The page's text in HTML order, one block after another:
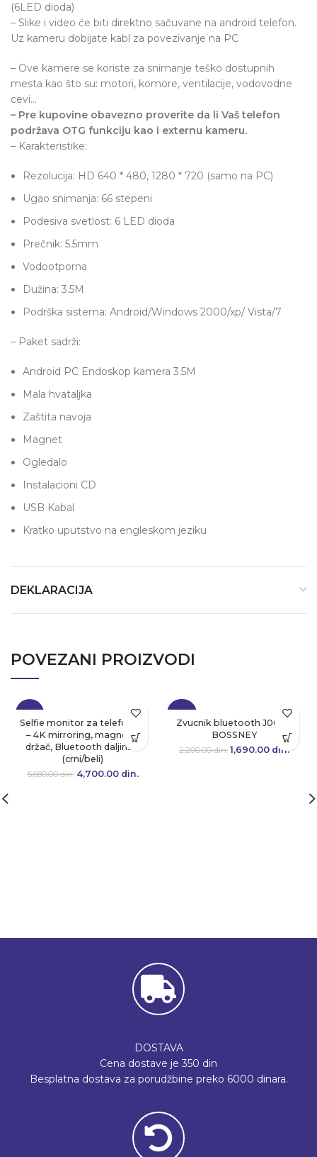
(6LED dioda)
– Slike i video će biti direktno sačuvane na android telefon.
Uz kameru dobijate kabl za povezivanje na PC
– Ove kamere se koriste za snimanje teško dostupnih
mesta kao što su: motori, komore, ventilacije, vodovodne
cevi…
– Pre kupovine obavezno proverite da li Vaš telefon
podržava OTG funkciju kao i externu kameru.
– Karakteristike:
Rezolucija: HD 640 * 480, 1280 * 720 (samo na PC)
Ugao snimanja: 66 stepeni
Podesiva svetlost: 6 LED dioda
Prečnik: 5.5mm
Vodootporna
Dužina: 3.5M
Podrška sistema: Android/Windows 2000/xp/ Vista/7
– Paket sadrži:
Android PC Endoskop kamera 3.5M
Mala hvataljka
Zaštita navoja
Magnet
Ogledalo
Instalacioni CD
USB Kabal
Kratko uputstvo na engleskom jeziku
DEKLARACIJA
POVEZANI PROIZVODI
-17%
Selfie monitor za telefon 4”
– 4K mirroring, magnetni
držač, Bluetooth daljinski
(crni/beli)
5,680.00din. Originalna cena
4,700.00 din.
-23%
Zvucnik bluetooth J007B
BOSSNEY
2,200.00din. Originalna cena
1,690.00 din.
DOSTAVA
Cena dostave je 350 din
Besplatna dostava za porudžbine preko 6000 dinara.